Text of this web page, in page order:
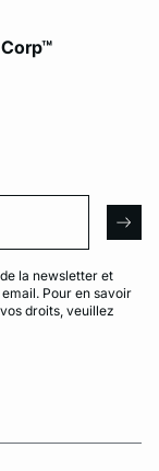
la newsletter et
Pour en savoir
droits, veuillez